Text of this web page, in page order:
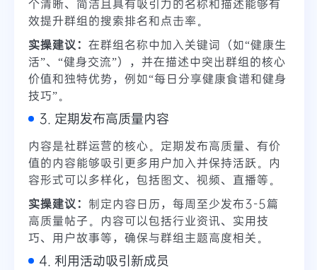
个清晰、简洁且具有吸引力的名称和描述能够有
效提升群组的搜索排名和点击率。
实操建议： 在群组名称中加入关键词（如“健康生
活”、“健身交流”），并在描述中突出群组的核心
价值和独特优势，例如“每日分享健康食谱和健身
技巧”。
3. 定期发布高质量内容
内容是社群运营的核心。定期发布高质量、有价
值的内容能够吸引更多用户加入并保持活跃。内
容形式可以多样化，包括图文、视频、直播等。
实操建议： 制定内容日历，每周至少发布3-5篇
高质量帖子。内容可以包括行业资讯、实用技
巧、用户故事等，确保与群组主题高度相关。
4. 利用活动吸引新成员